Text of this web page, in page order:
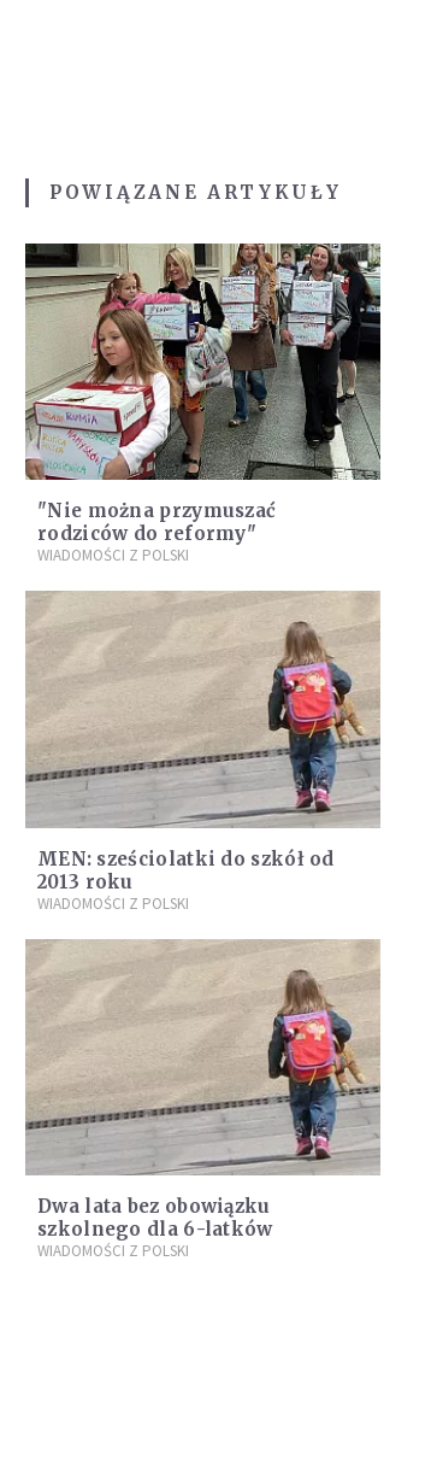
POWIĄZANE ARTYKUŁY
"Nie można przymuszać
rodziców do reformy"
WIADOMOŚCI Z POLSKI
MEN: sześciolatki do szkół od
2013 roku
WIADOMOŚCI Z POLSKI
Dwa lata bez obowiązku
szkolnego dla 6-latków
WIADOMOŚCI Z POLSKI